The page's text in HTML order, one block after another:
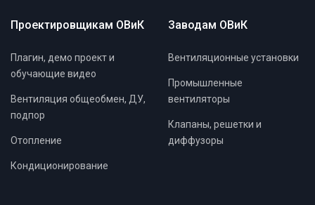
Проектировщикам ОВиК
Плагин, демо проект и
обучающие видео
Вентиляция общеобмен, ДУ,
подпор
Отопление
Кондиционирование
Заводам ОВиК
Вентиляционные установки
Промышленные
вентиляторы
Клапаны, решетки и
диффузоры